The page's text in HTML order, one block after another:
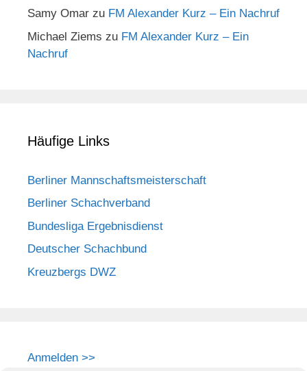
Samy Omar zu FM Alexander Kurz – Ein Nachruf
Michael Ziems zu FM Alexander Kurz – Ein
Nachruf
Häufige Links
Berliner Mannschaftsmeisterschaft
Berliner Schachverband
Bundesliga Ergebnisdienst
Deutscher Schachbund
Kreuzbergs DWZ
Anmelden >>